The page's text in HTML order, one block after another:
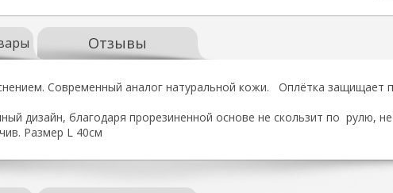
Отзывы
Современный аналог натуральной кожи. Оплётка защищает
дизайн, благодаря прорезиненной основе не скользит по рулю,
Размер L 40см